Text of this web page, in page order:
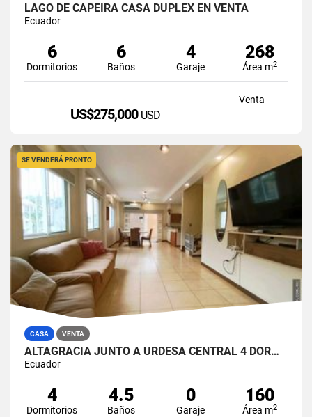
LAGO DE CAPEIRA CASA DUPLEX EN VENTA
Ecuador
6
Dormitorios
6
Baños
4
Garaje
268
Área m2
Venta
US$275,000 USD
SE VENDERÁ PRONTO
CASA VENTA
ALTAGRACIA JUNTO A URDESA CENTRAL 4 DORMITORIOS CASA EN VENTA
Ecuador
4
Dormitorios
4.5
Baños
0
Garaje
160
Área m2